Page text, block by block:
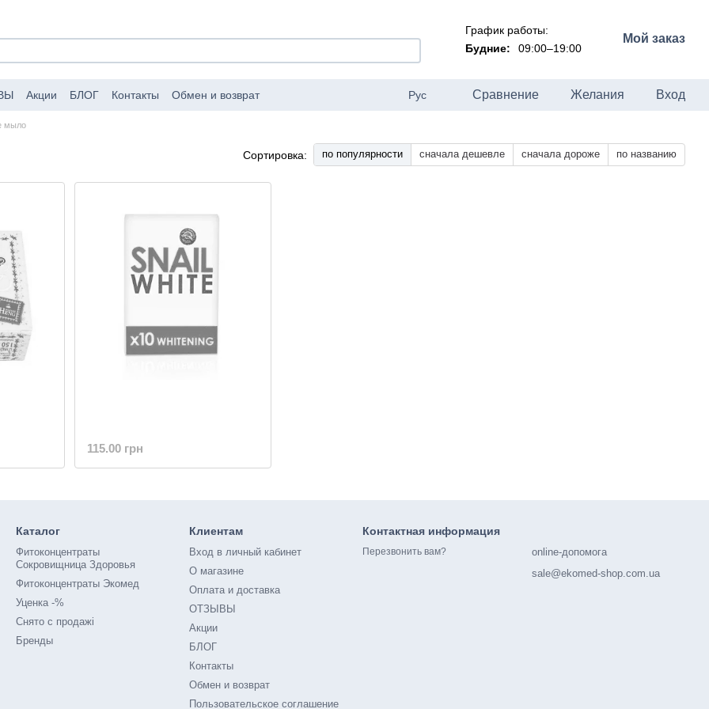
График работы:
Будние:
09:00–19:00
Мой заказ
Акции БЛОГ Контакты
Обмен и возврат
Рус Сравнение Желания Вход
мыло
Сортировка: по популярности сначала дешевле сначала дороже по названию
115.00 грн
Каталог
Фитоконцентраты
Сокровищница Здоровья
Фитоконцентраты Экомед
Уценка -%
Снято с продажі
Бренды
Клиентам
Вход в личный кабинет
О магазине
Оплата и доставка
ОТЗЫВЫ
Акции
БЛОГ
Контакты
Обмен и возврат
Пользовательское соглашение
Контактная информация
Перезвонить вам?
online-допомога
sale@ekomed-shop.com.ua